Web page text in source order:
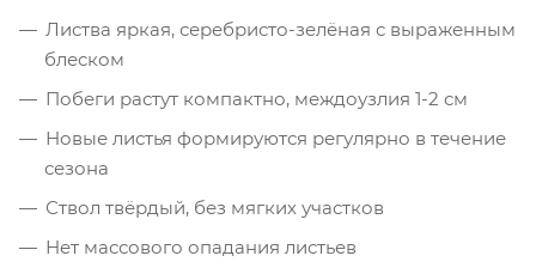
Листва яркая, серебристо-зелёная с выраженным
блеском
Побеги растут компактно, междоузлия 1-2 см
Новые листья формируются регулярно в течение
сезона
Ствол твёрдый, без мягких участков
Нет массового опадания листьев